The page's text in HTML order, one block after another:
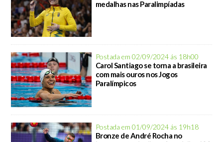
medalhas nas Paralimpíadas
Postada em 02/09/2024 ás 18h00
Carol Santiago se torna a brasileira
com mais ouros nos Jogos
Paralímpicos
Postada em 01/09/2024 ás 19h18
Bronze de André Rocha no